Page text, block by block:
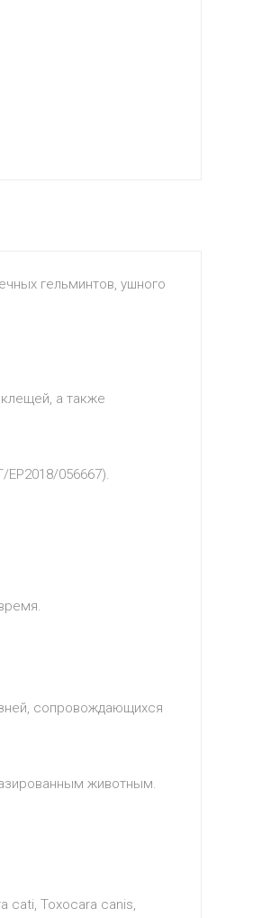
гельминтов, ушного
а также
EP2018/056667).
сопровождающихся
животным.
cati, Toxocara canis,